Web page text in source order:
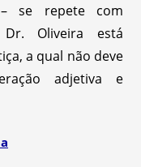
se repete com
Dr. Oliveira está
a qual não deve
adjetiva e